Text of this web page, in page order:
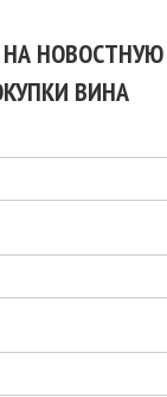
ВИНА